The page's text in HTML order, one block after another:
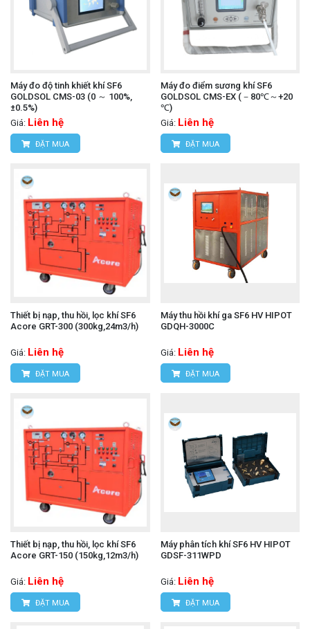
Máy đo độ tinh khiết khí SF6
GOLDSOL CMS-03 (0 ～ 100%,
±0.5%)
Giá: Liên hệ
ĐẶT MUA
Máy đo điểm sương khí SF6
GOLDSOL CMS-EX (－80℃～+20
℃)
Giá: Liên hệ
ĐẶT MUA
Thiết bị nạp, thu hồi, lọc khí SF6
Acore GRT-300 (300kg,24m3/h)
Giá: Liên hệ
ĐẶT MUA
Máy thu hồi khí ga SF6 HV HIPOT
GDQH-3000C
Giá: Liên hệ
ĐẶT MUA
Thiết bị nạp, thu hồi, lọc khí SF6
Acore GRT-150 (150kg,12m3/h)
Giá: Liên hệ
ĐẶT MUA
Máy phân tích khí SF6 HV HIPOT
GDSF-311WPD
Giá: Liên hệ
ĐẶT MUA